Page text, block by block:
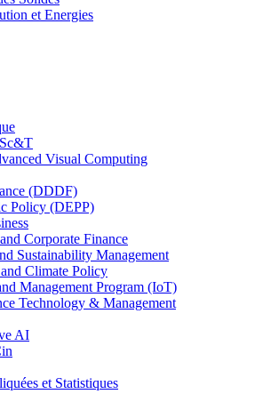
et Energies
Visual Computing
(DDDF)
Policy (DEPP)
Corporate Finance
Sustainability Management
Climate Policy
Management Program (IoT)
Technology & Management
AI
et Statistiques